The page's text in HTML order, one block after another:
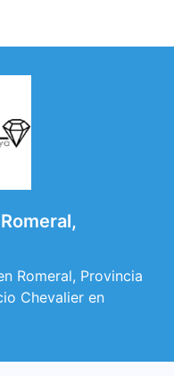
Romeral, Provincia
Chevalier en